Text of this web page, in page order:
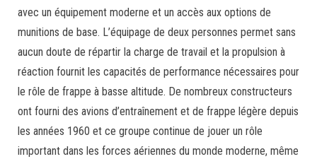
avec un équipement moderne et un accès aux options de
munitions de base. L’équipage de deux personnes permet sans
aucun doute de répartir la charge de travail et la propulsion à
réaction fournit les capacités de performance nécessaires pour
le rôle de frappe à basse altitude. De nombreux constructeurs
ont fourni des avions d’entraînement et de frappe légère depuis
les années 1960 et ce groupe continue de jouer un rôle
important dans les forces aériennes du monde moderne, même